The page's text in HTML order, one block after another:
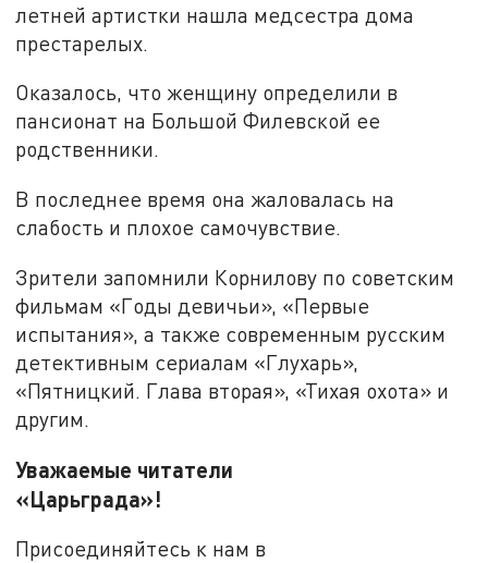
летней артистки нашла медсестра дома
престарелых.
Оказалось, что женщину определили в
пансионат на Большой Филевской ее
родственники.
В последнее время она жаловалась на
слабость и плохое самочувствие.
Зрители запомнили Корнилову по советским
фильмам «Годы девичьи», «Первые
испытания», а также современным русским
детективным сериалам «Глухарь»,
«Пятницкий. Глава вторая», «Тихая охота» и
другим.
Уважаемые читатели
«Царьграда»!
Присоединяйтесь к нам в